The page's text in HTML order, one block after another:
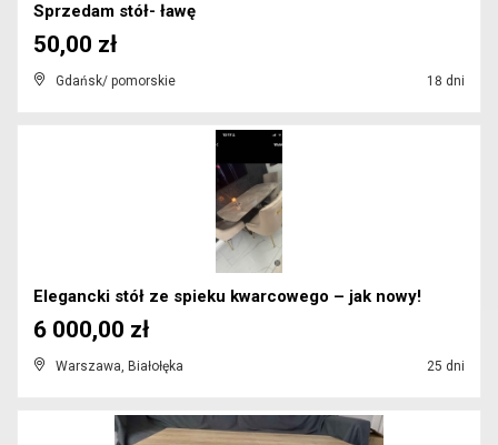
Sprzedam stół- ławę
Gdańsk/ pomorskie 18 dni
50,00 zł
Elegancki stół ze spieku kwarcowego – jak nowy!
Warszawa, Białołęka 25 dni
6 000,00 zł